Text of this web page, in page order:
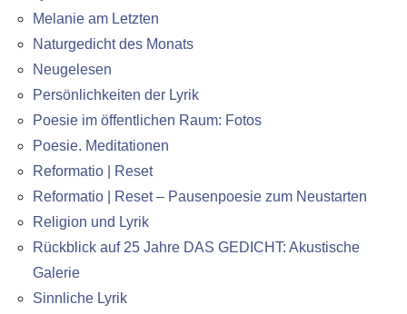
Melanie am Letzten
Naturgedicht des Monats
Neugelesen
Persönlichkeiten der Lyrik
Poesie im öffentlichen Raum: Fotos
Poesie. Meditationen
Reformatio | Reset
Reformatio | Reset – Pausenpoesie zum Neustarten
Religion und Lyrik
Rückblick auf 25 Jahre DAS GEDICHT: Akustische
Galerie
Sinnliche Lyrik